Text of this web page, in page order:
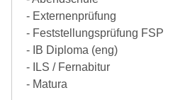
- Externenprüfung
- Feststellungsprüfung FSP
- IB Diploma (eng)
- ILS / Fernabitur
- Matura